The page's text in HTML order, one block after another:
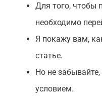
Для того, чтобы
необходимо
Я покажу вам,
статье.
Но не
условием.